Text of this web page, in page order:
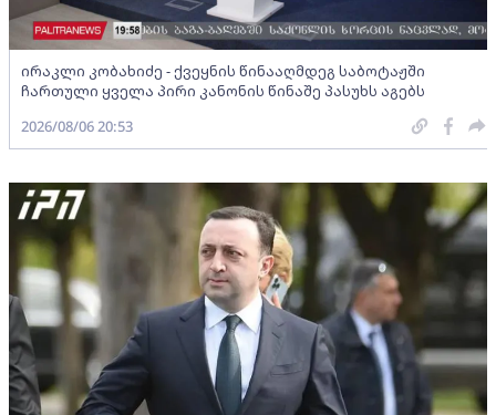
ირაკლი კობახიძე - ქვეყნის წინააღმდეგ საბოტაჟში
ჩართული ყველა პირი კანონის წინაშე პასუხს აგებს
2026/08/06 20:53